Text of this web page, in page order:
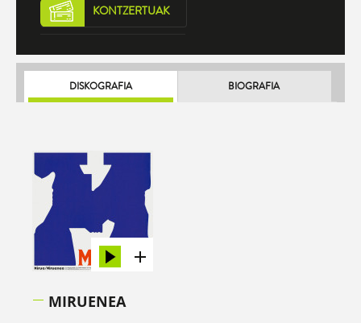
KONTZERTUAK
DISKOGRAFIA BIOGRAFIA
MIRUENEA